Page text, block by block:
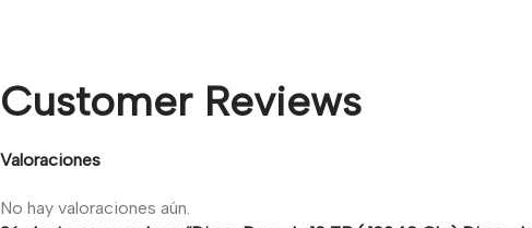
Customer Reviews
Valoraciones
No hay valoraciones aún.